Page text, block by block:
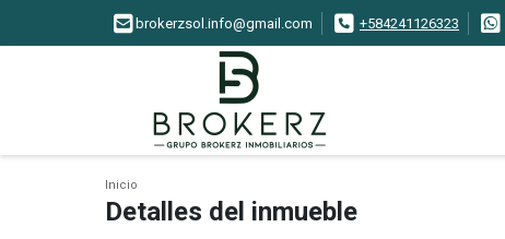
brokerzsol.info@gmail.com +584241126323
Inicio
Detalles del inmueble